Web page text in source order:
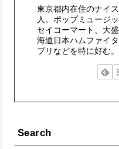
東京都内在住のナイ
人。ポップミュージ
セイコーマート、大
海道日本ハムファイ
プリなどを特に好む。
Search